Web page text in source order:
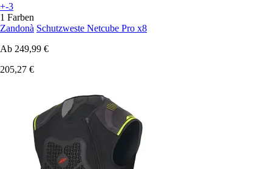
+-3
1 Farben
Zandonà Schutzweste Netcube Pro x8
Ab 249,99 €
205,27 €